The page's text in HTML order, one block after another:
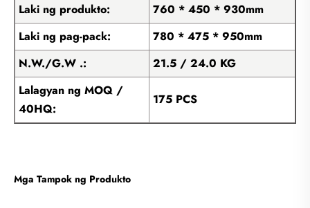
Laki ng produkto:
760 * 450 * 930mm
Laki ng pag-pack:
780 * 475 * 950mm
N.W./G.W .:
21.5 / 24.0 KG
Lalagyan ng MOQ /
40HQ:
175 PCS
Mga Tampok ng Produkto